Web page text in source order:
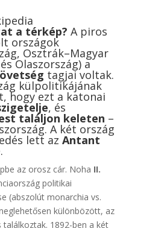
a térkép? A piros
országok
Osztrák–Magyar
Olaszország) a
tagjai voltak.
külpolitikájának
hogy ezt a katonai
, és
találjon keleten –
A két ország
lett az Antant
az orosz cár. Noha II.
politikai
(abszolút monarchia vs.
különbözött, az
találkoztak. 1892-ben a két